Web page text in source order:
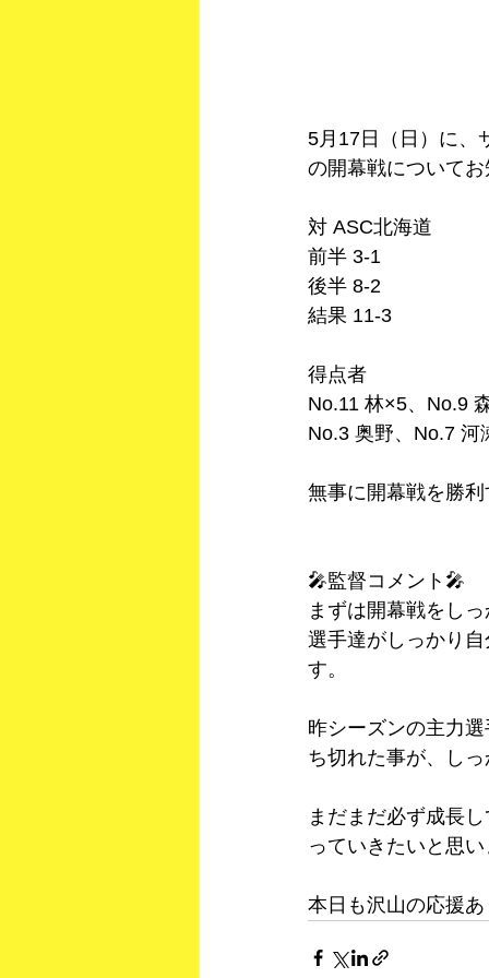
5月17日（日）に、
の開幕戦について
対 ASC北海道
前半 3-1
後半 8-2
結果 11-3
得点者
No.11 林×5、No.9
No.3 奥野、No.7 河
無事に開幕戦を勝
🎤監督コメント🎤
まずは開幕戦をし
選手達がしっかり
す。
昨シーズンの主力
ち切れた事が、し
まだまだ必ず成長
っていきたいと思
本日も沢山の応援